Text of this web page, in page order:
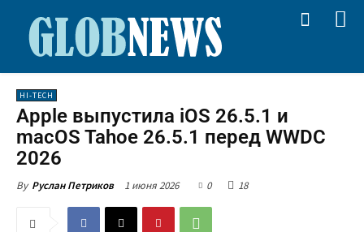
HI-TECH
Apple выпустила iOS 26.5.1 и
macOS Tahoe 26.5.1 перед WWDC
2026
By Руслан Петриков 1 июня 2026 0 18